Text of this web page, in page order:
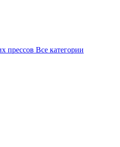
прессов Все категории